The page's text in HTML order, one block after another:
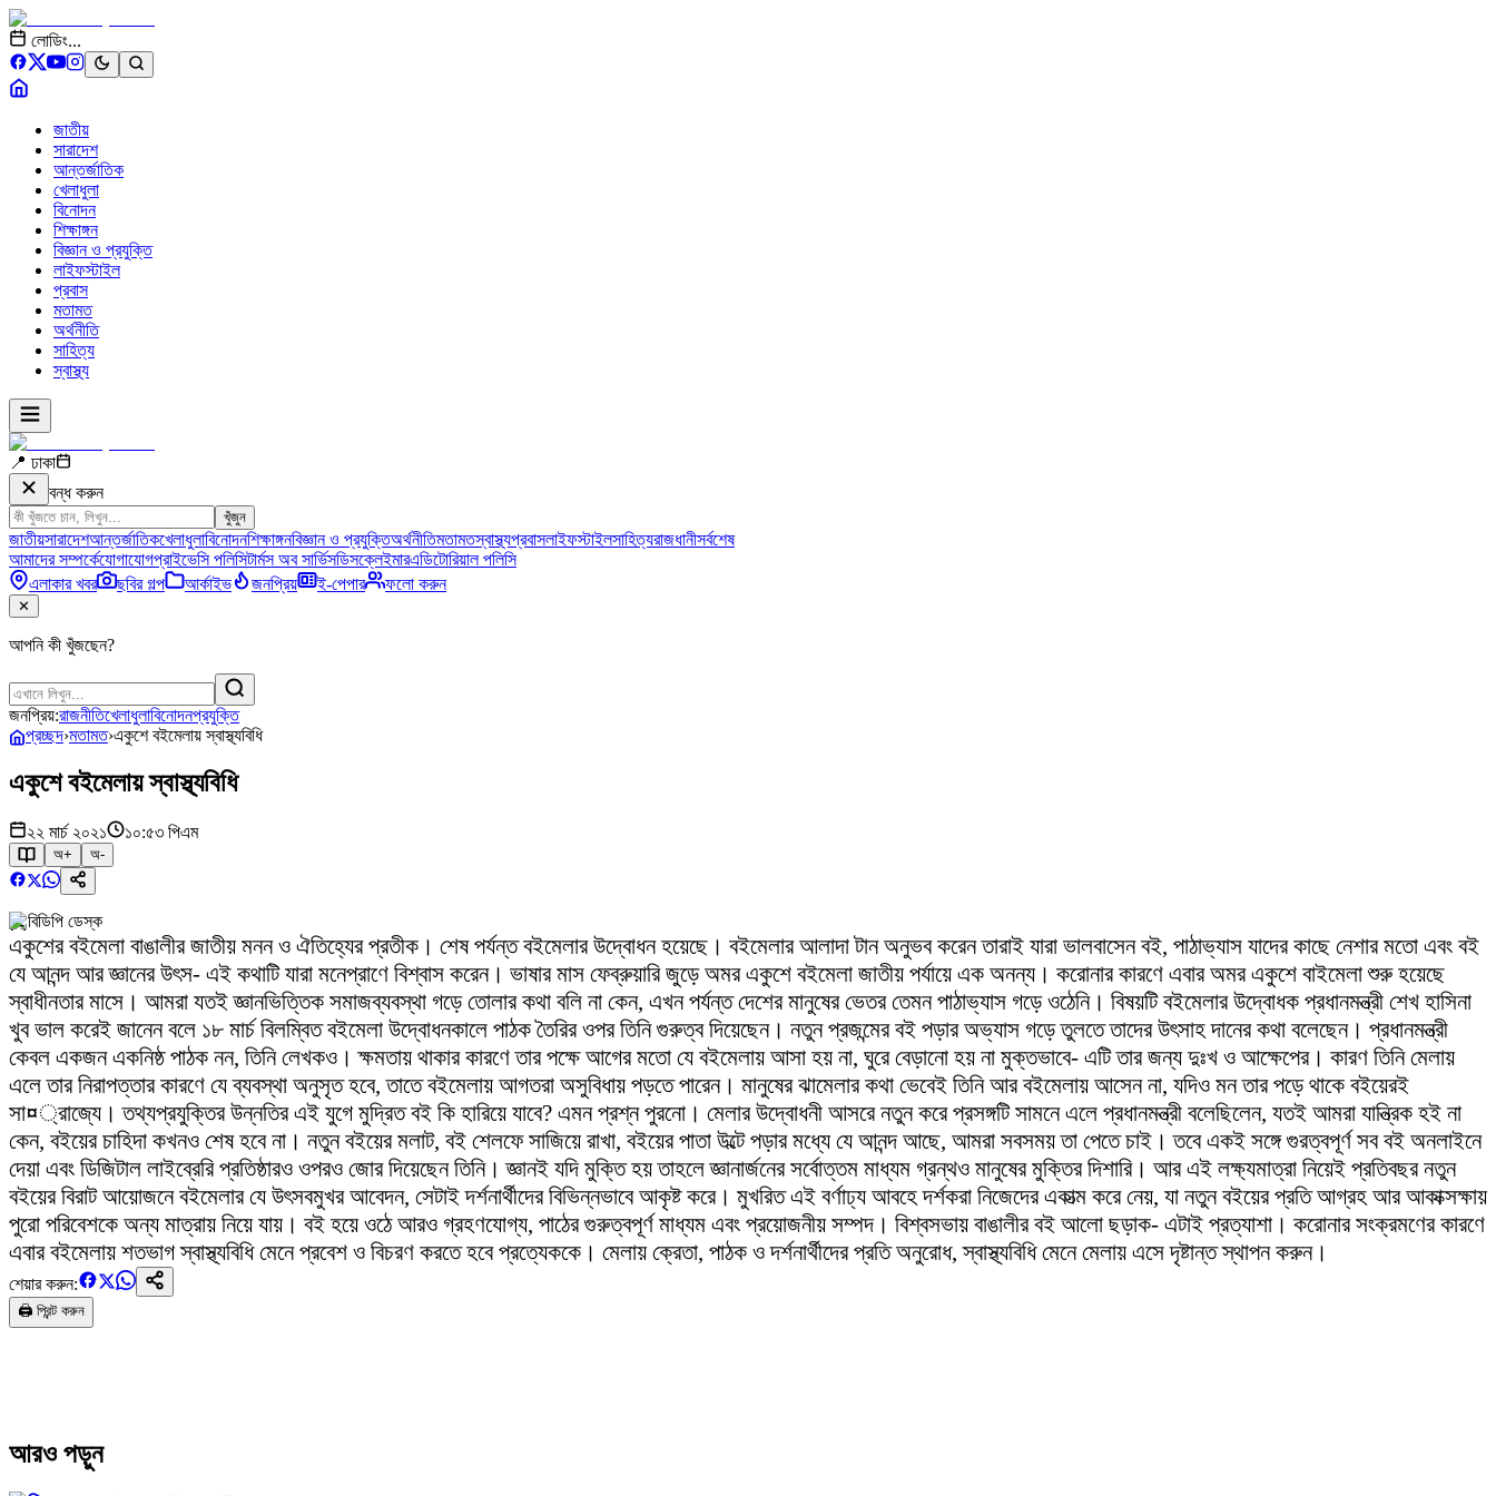
লোডিং...
জাতীয়
সারাদেশ
আন্তর্জাতিক
খেলাধুলা
বিনোদন
শিক্ষাঙ্গন
বিজ্ঞান ও প্রযুক্তি
লাইফস্টাইল
প্রবাস
মতামত
অর্থনীতি
সাহিত্য
স্বাস্থ্য
📍 ঢাকা
বন্ধ করুন
খুঁজুন
জাতীয়সারাদেশআন্তর্জাতিকখেলাধুলাবিনোদনশিক্ষাঙ্গনবিজ্ঞান ও প্রযুক্তিঅর্থনীতিমতামতস্বাস্থ্যপ্রবাসলাইফস্টাইলসাহিত্যরাজধানীসর্বশেষ
আমাদের সম্পর্কেযোগাযোগপ্রাইভেসি পলিসিটার্মস অব সার্ভিসডিসক্লেইমারএডিটোরিয়াল পলিসি
এলাকার খবর
ছবির গল্প আর্কাইভ জনপ্রিয় ই-পেপার ফলো করুন
✕
আপনি কী খুঁজছেন?
জনপ্রিয়:রাজনীতিখেলাধুলাবিনোদনপ্রযুক্তি
প্রচ্ছদ›মতামত›একুশে বইমেলায় স্বাস্থ্যবিধি
একুশে বইমেলায় স্বাস্থ্যবিধি
২২ মার্চ ২০২১ ১০:৫৩ পিএম
অ+ অ-
বিডিপি ডেস্ক
একুশের বইমেলা বাঙালীর জাতীয় মনন ও ঐতিহ্যের প্রতীক। শেষ পর্যন্ত বইমেলার উদ্বোধন হয়েছে। বইমেলার আলাদা টান অনুভব করেন তারাই যারা ভালবাসেন বই, পাঠাভ্যাস যাদের কাছে নেশার মতো এবং বই
যে আনন্দ আর জ্ঞানের উৎস- এই কথাটি যারা মনেপ্রাণে বিশ্বাস করেন। ভাষার মাস ফেব্রুয়ারি জুড়ে অমর একুশে বইমেলা জাতীয় পর্যায়ে এক অনন্য। করোনার কারণে এবার অমর একুশে বাইমেলা শুরু হয়েছে
স্বাধীনতার মাসে। আমরা যতই জ্ঞানভিত্তিক সমাজব্যবস্থা গড়ে তোলার কথা বলি না কেন, এখন পর্যন্ত দেশের মানুষের ভেতর তেমন পাঠাভ্যাস গড়ে ওঠেনি। বিষয়টি বইমেলার উদ্বোধক প্রধানমন্ত্রী শেখ হাসিনা
খুব ভাল করেই জানেন বলে ১৮ মার্চ বিলম্বিত বইমেলা উদ্বোধনকালে পাঠক তৈরির ওপর তিনি গুরুত্ব দিয়েছেন। নতুন প্রজন্মের বই পড়ার অভ্যাস গড়ে তুলতে তাদের উৎসাহ দানের কথা বলেছেন। প্রধানমন্ত্রী
কেবল একজন একনিষ্ঠ পাঠক নন, তিনি লেখকও। ক্ষমতায় থাকার কারণে তার পক্ষে আগের মতো যে বইমেলায় আসা হয় না, ঘুরে বেড়ানো হয় না মুক্তভাবে- এটি তার জন্য দুঃখ ও আক্ষেপের। কারণ তিনি মেলায়
এলে তার নিরাপত্তার কারণে যে ব্যবস্থা অনুসৃত হবে, তাতে বইমেলায় আগতরা অসুবিধায় পড়তে পারেন। মানুষের ঝামেলার কথা ভেবেই তিনি আর বইমেলায় আসেন না, যদিও মন তার পড়ে থাকে বইয়েরই
সা¤্রাজ্যে। তথ্যপ্রযুক্তির উন্নতির এই যুগে মুদ্রিত বই কি হারিয়ে যাবে? এমন প্রশ্ন পুরনো। মেলার উদ্বোধনী আসরে নতুন করে প্রসঙ্গটি সামনে এলে প্রধানমন্ত্রী বলেছিলেন, যতই আমরা যান্ত্রিক হই না
কেন, বইয়ের চাহিদা কখনও শেষ হবে না। নতুন বইয়ের মলাট, বই শেলফে সাজিয়ে রাখা, বইয়ের পাতা উল্টে পড়ার মধ্যে যে আনন্দ আছে, আমরা সবসময় তা পেতে চাই। তবে একই সঙ্গে গুরত্বপূর্ণ সব বই অনলাইনে
দেয়া এবং ডিজিটাল লাইব্রেরি প্রতিষ্ঠারও ওপরও জোর দিয়েছেন তিনি। জ্ঞানই যদি মুক্তি হয় তাহলে জ্ঞানার্জনের সর্বোত্তম মাধ্যম গ্রন্থও মানুষের মুক্তির দিশারি। আর এই লক্ষ্যমাত্রা নিয়েই প্রতিবছর নতুন
বইয়ের বিরাট আয়োজনে বইমেলার যে উৎসবমুখর আবেদন, সেটাই দর্শনার্থীদের বিভিন্নভাবে আকৃষ্ট করে। মুখরিত এই বর্ণাঢ্য আবহে দর্শকরা নিজেদের একাত্ম করে নেয়, যা নতুন বইয়ের প্রতি আগ্রহ আর আকাক্সক্ষায়
পুরো পরিবেশকে অন্য মাত্রায় নিয়ে যায়। বই হয়ে ওঠে আরও গ্রহণযোগ্য, পাঠের গুরুত্বপূর্ণ মাধ্যম এবং প্রয়োজনীয় সম্পদ। বিশ্বসভায় বাঙালীর বই আলো ছড়াক- এটাই প্রত্যাশা। করোনার সংক্রমণের কারণে
এবার বইমেলায় শতভাগ স্বাস্থ্যবিধি মেনে প্রবেশ ও বিচরণ করতে হবে প্রত্যেককে। মেলায় ক্রেতা, পাঠক ও দর্শনার্থীদের প্রতি অনুরোধ, স্বাস্থ্যবিধি মেনে মেলায় এসে দৃষ্টান্ত স্থাপন করুন।
শেয়ার করুন:
🖨️ প্রিন্ট করুন
আরও পড়ুন